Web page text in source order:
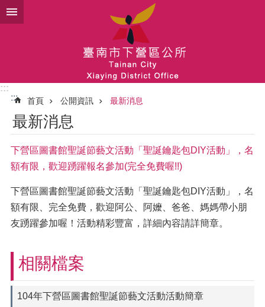
跳到主要內容區塊
:::
:::
首頁 公開資訊 最新消息
最新消息
下營區圖書館聖誕節藝文活動「聖誕鑰匙包DIY活動」，名
額有限，歡迎踴躍報名參加(完全免費喔!!)
下營區圖書館聖誕節藝文活動「聖誕鑰匙包DIY活動」，名
額有限、完全免費，歡迎阿公、阿嬤、爸爸、媽媽帶小朋
友踴躍參加喔！活動精彩豐富，詳細內容請詳簡章。
相關檔案
104年下營區圖書館聖誕節藝文活動活動簡章